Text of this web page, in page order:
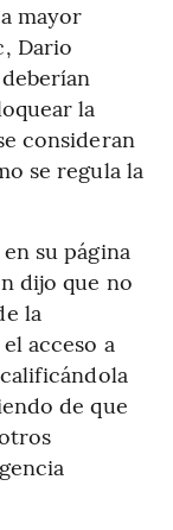
mayor
Dario
la
consideran
se regula la
su página
dijo que no
la
acceso a
de que